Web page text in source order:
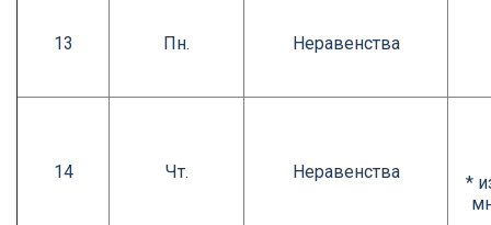
13 Пн. Неравенства
14 Чт. Неравенства
*